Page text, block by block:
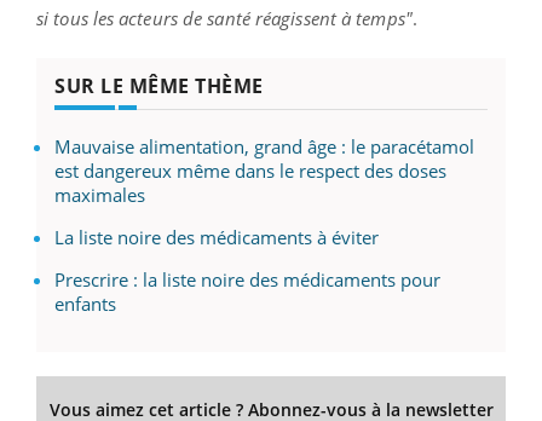
si tous les acteurs de santé réagissent à temps".
SUR LE MÊME THÈME
Mauvaise alimentation, grand âge : le paracétamol
est dangereux même dans le respect des doses
maximales
La liste noire des médicaments à éviter
Prescrire : la liste noire des médicaments pour
enfants
Vous aimez cet article ? Abonnez-vous à la newsletter